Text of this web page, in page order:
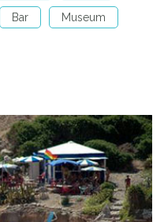
Bar Museum